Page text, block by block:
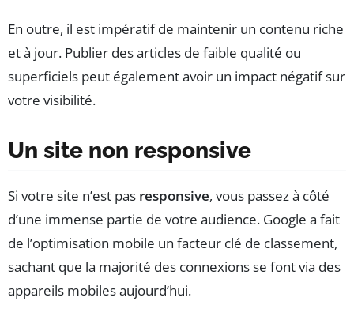
En outre, il est impératif de maintenir un contenu riche
et à jour. Publier des articles de faible qualité ou
superficiels peut également avoir un impact négatif sur
votre visibilité.
Un site non responsive
Si votre site n’est pas responsive, vous passez à côté
d’une immense partie de votre audience. Google a fait
de l’optimisation mobile un facteur clé de classement,
sachant que la majorité des connexions se font via des
appareils mobiles aujourd’hui.